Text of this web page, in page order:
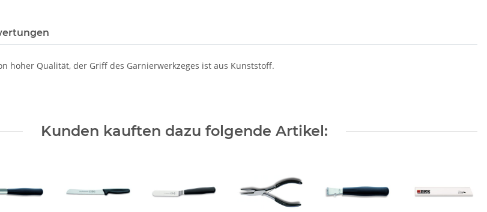
hoher Qualität, der Griff des Garnierwerkzeges ist aus Kunststoff.
Kunden kauften dazu folgende Artikel: